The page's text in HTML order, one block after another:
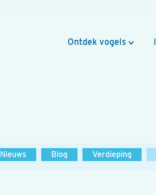
Ontdek vogels
Nieuws Blog Verdieping